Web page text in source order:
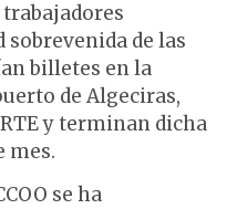
de las
billetes en la
de Algeciras,
y terminan dicha
mes.
se ha